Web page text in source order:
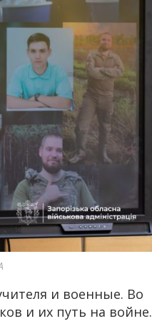
и военные. Во
и их путь на войне.